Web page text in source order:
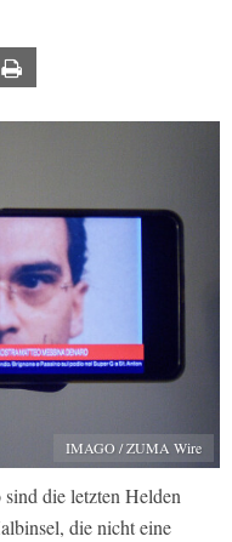
IMAGO / ZUMA Wire
die letzten Helden
die nicht eine